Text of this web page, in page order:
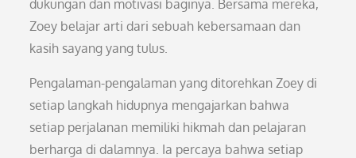
dukungan dan motivasi baginya. Bersama mereka,
Zoey belajar arti dari sebuah kebersamaan dan
kasih sayang yang tulus.
Pengalaman-pengalaman yang ditorehkan Zoey di
setiap langkah hidupnya mengajarkan bahwa
setiap perjalanan memiliki hikmah dan pelajaran
berharga di dalamnya. Ia percaya bahwa setiap